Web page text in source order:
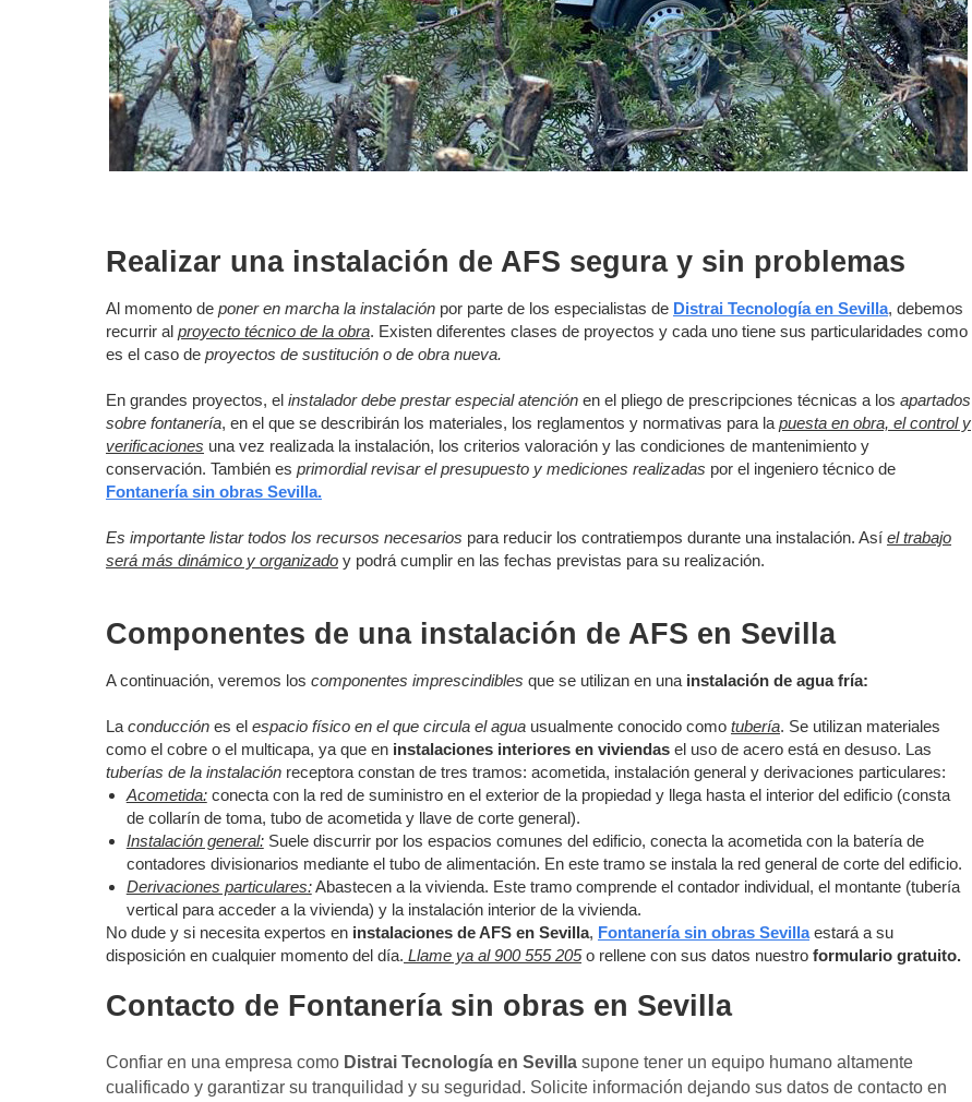
Realizar una instalación de AFS segura y sin problemas
Al momento de poner en marcha la instalación por parte de los especialistas de Distrai Tecnología en Sevilla, debemos
recurrir al proyecto técnico de la obra. Existen diferentes clases de proyectos y cada uno tiene sus particularidades como
es el caso de proyectos de sustitución o de obra nueva.
En grandes proyectos, el instalador debe prestar especial atención en el pliego de prescripciones técnicas a los apartados
sobre fontanería, en el que se describirán los materiales, los reglamentos y normativas para la puesta en obra, el control y
verificaciones una vez realizada la instalación, los criterios valoración y las condiciones de mantenimiento y
conservación. También es primordial revisar el presupuesto y mediciones realizadas por el ingeniero técnico de
Fontanería sin obras Sevilla.
Es importante listar todos los recursos necesarios para reducir los contratiempos durante una instalación. Así el trabajo
será más dinámico y organizado y podrá cumplir en las fechas previstas para su realización.
Componentes de una instalación de AFS en Sevilla
A continuación, veremos los componentes imprescindibles que se utilizan en una instalación de agua fría:
La conducción es el espacio físico en el que circula el agua usualmente conocido como tubería. Se utilizan materiales
como el cobre o el multicapa, ya que en instalaciones interiores en viviendas el uso de acero está en desuso. Las
tuberías de la instalación receptora constan de tres tramos: acometida, instalación general y derivaciones particulares:
Acometida:conecta con la red de suministro en el exterior de la propiedad y llega hasta el interior del edificio (consta
de collarín de toma, tubo de acometida y llave de corte general).
Instalación general:Suele discurrir por los espacios comunes del edificio, conecta la acometida con la batería de
contadores divisionarios mediante el tubo de alimentación. En este tramo se instala la red general de corte del edificio.
Derivaciones particulares:Abastecen a la vivienda. Este tramo comprende el contador individual, el montante (tubería
vertical para acceder a la vivienda) y la instalación interior de la vivienda.
No dude y si necesita expertos en instalaciones de AFS en Sevilla, Fontanería sin obras Sevillaestará a su
disposición en cualquier momento del día. Llame ya al 900 555 205o rellene con sus datos nuestro formulario gratuito.
Contacto de Fontanería sin obras en Sevilla
Confiar en una empresa como Distrai Tecnología en Sevilla supone tener un equipo humano altamente
cualificado y garantizar su tranquilidad y su seguridad. Solicite información dejando sus datos de contacto en